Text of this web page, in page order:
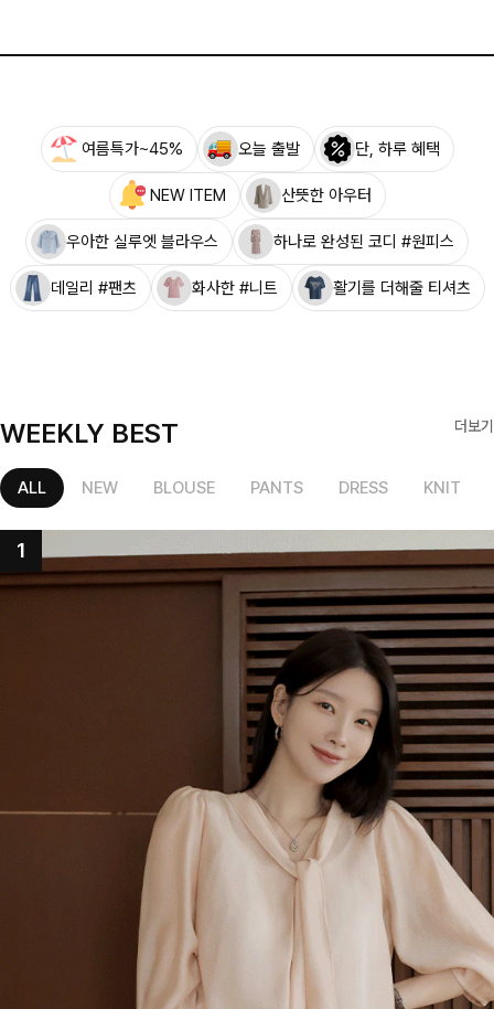
여름특가~45% 오늘 출발 단, 하루 혜택
NEW ITEM 산뜻한 아우터
우아한 실루엣 블라우스 하나로 완성된 코디 #원피스
데일리 #팬츠 화사한 #니트 활기를 더해줄 티셔츠
WEEKLY BEST 더보기
ALL NEW BLOUSE PANTS DRESS KNIT